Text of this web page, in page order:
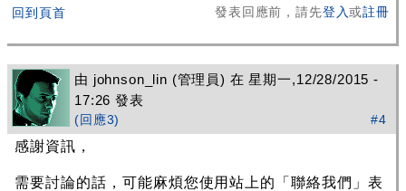
回到頁首 發表回應前，請先登入或註冊
由 johnson_lin (管理員) 在 星期一,12/28/2015 -
17:26 發表
(回應3) #4
感謝資訊，
需要討論的話，可能麻煩您使用站上的「聯絡我們」表